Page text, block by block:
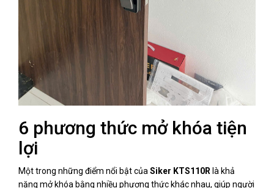
6 phương thức mở khóa tiện
lợi
Một trong những điểm nổi bật củaSiker KTS110R là khả
năng mở khóa bằng nhiều phương thức khác nhau, giúp người